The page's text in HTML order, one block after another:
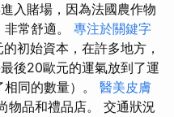
入賭場，因為法國農作物
常舒適。 專注於關鍵字
初始資本，在許多地方，
後20歐元的運氣放到了運
同的數量）。 醫美皮膚
物品和禮品店。 交通狀況